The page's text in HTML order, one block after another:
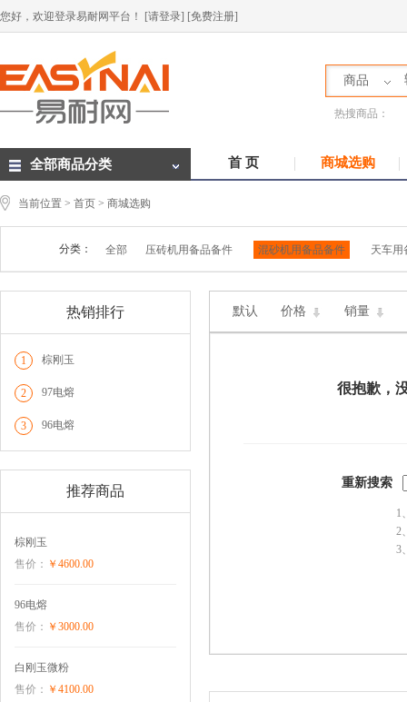
您好，欢迎登录易耐网平台！ [请登录] [免费注册]
商品
热搜商品：
全部商品分类 首 页 商城选购
当前位置 > 首页 > 商城选购
分类： 全部 压砖机用备品备件 混砂机用备品备件 天车用
热销排行
1 棕刚玉
2 97电熔
3 96电熔
推荐商品
棕刚玉
售价： ￥4600.00
96电熔
售价： ￥3000.00
白刚玉微粉
售价： ￥4100.00
默认 价格 销量
很抱歉，
重新搜索
1
2
3